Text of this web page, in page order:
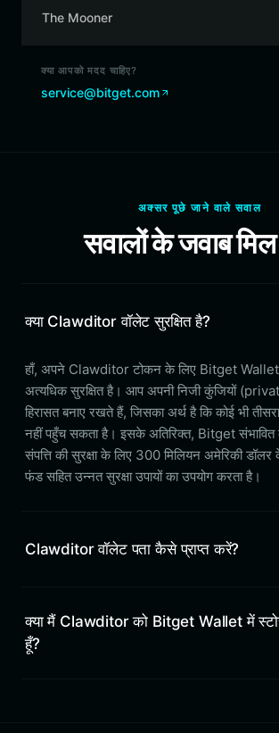
The Mooner
क्या आपको मदद चाहिए?
service@bitget.com
अक्सर पूछे जाने वाले सवाल
सवालों के जवाब
क्या Clawditor वॉलेट सुरक्षित है?
हाँ, अपने Clawditor टोकन के लिए Bitget Wallet
अत्यधिक सुरक्षित है। आप अपनी निजी कुंजियों
हिरासत बनाए रखते हैं, जिसका अर्थ है कि कोई भी
नहीं पहुँच सकता है। इसके अतिरिक्त, Bitget संभावित
संपत्ति की सुरक्षा के लिए 300 मिलियन अमेरिकी
फंड सहित उन्नत सुरक्षा उपायों का उपयोग करता है।
Clawditor वॉलेट पता कैसे प्राप्त करें?
क्या मैं Clawditor को Bitget Wallet में
हूँ?